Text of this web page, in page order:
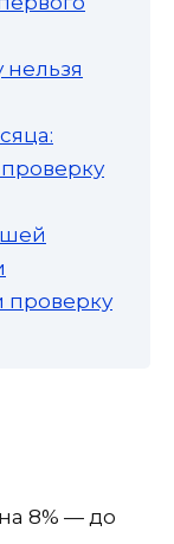
проверку
8% — до